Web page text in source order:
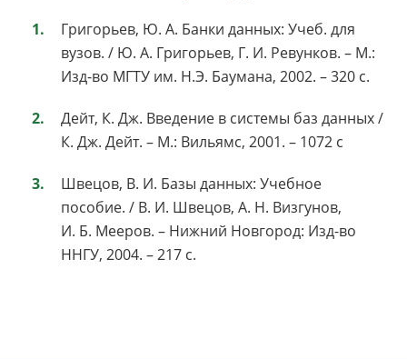
Григорьев, Ю. А. Банки данных: Учеб. для
вузов. / Ю. А. Григорьев, Г. И. Ревунков. – М.:
Изд-во МГТУ им. Н.Э. Баумана, 2002. – 320 с.
Дейт, К. Дж. Введение в системы баз данных /
К. Дж. Дейт. – М.: Вильямс, 2001. – 1072 с
Швецов, В. И. Базы данных: Учебное
пособие. / В. И. Швецов, А. Н. Визгунов,
И. Б. Мееров. – Нижний Новгород: Изд-во
ННГУ, 2004. – 217 с.